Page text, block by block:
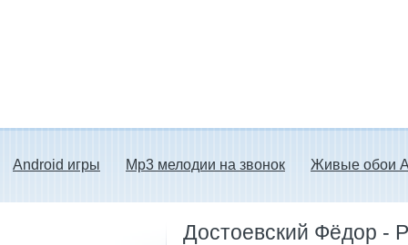
Android игры Mp3 мелодии на звонок Живые обои
Достоевский Фёдор -